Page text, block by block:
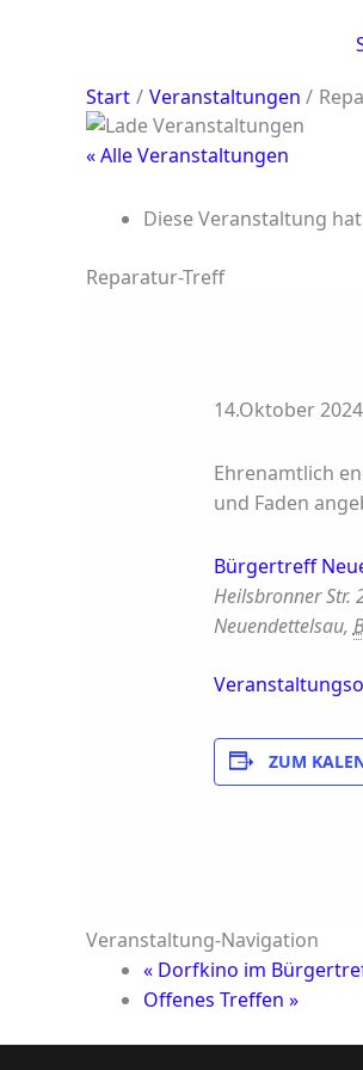
Start Veranstaltungen
« Alle Veranstaltungen
Diese Veranstaltung
Reparatur-Treff
14.Oktober 2024
Ehrenamtlich
und Faden
Bürgertreff
Heilsbronner Str.
Neuendettelsau,
ZUM
Veranstaltung-Navigation
« Dorfkino im
Offenes Treffen »